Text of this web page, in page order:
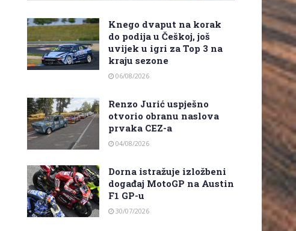
Knego dvaput na korak
do podija u Češkoj, još
uvijek u igri za Top 3 na
kraju sezone
06/08/2026
Renzo Jurić uspješno
otvorio obranu naslova
prvaka CEZ-a
04/08/2026
Dorna istražuje izložbeni
događaj MotoGP na Austin
F1 GP-u
30/07/2026